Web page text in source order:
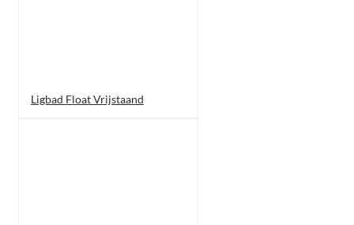
Ligbad Float Vrijstaand